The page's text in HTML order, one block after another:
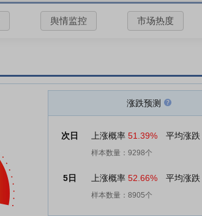
舆情监控 市场热度
涨跌预测
次日 上涨概率 51.39% 平均涨跌
样本数量：9298个
5日 上涨概率 52.66% 平均涨跌
样本数量：8905个